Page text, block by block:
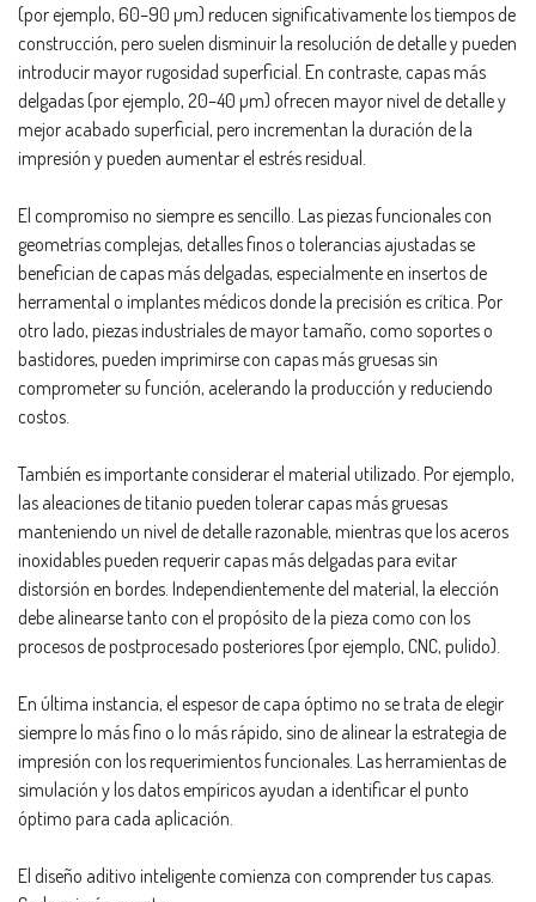
(por ejemplo, 60–90 µm) reducen significativamente los tiempos de
construcción, pero suelen disminuir la resolución de detalle y pueden
introducir mayor rugosidad superficial. En contraste, capas más
delgadas (por ejemplo, 20–40 µm) ofrecen mayor nivel de detalle y
mejor acabado superficial, pero incrementan la duración de la
impresión y pueden aumentar el estrés residual.
El compromiso no siempre es sencillo. Las piezas funcionales con
geometrías complejas, detalles finos o tolerancias ajustadas se
benefician de capas más delgadas, especialmente en insertos de
herramental o implantes médicos donde la precisión es crítica. Por
otro lado, piezas industriales de mayor tamaño, como soportes o
bastidores, pueden imprimirse con capas más gruesas sin
comprometer su función, acelerando la producción y reduciendo
costos.
También es importante considerar el material utilizado. Por ejemplo,
las aleaciones de titanio pueden tolerar capas más gruesas
manteniendo un nivel de detalle razonable, mientras que los aceros
inoxidables pueden requerir capas más delgadas para evitar
distorsión en bordes. Independientemente del material, la elección
debe alinearse tanto con el propósito de la pieza como con los
procesos de postprocesado posteriores (por ejemplo, CNC, pulido).
En última instancia, el espesor de capa óptimo no se trata de elegir
siempre lo más fino o lo más rápido, sino de alinear la estrategia de
impresión con los requerimientos funcionales. Las herramientas de
simulación y los datos empíricos ayudan a identificar el punto
óptimo para cada aplicación.
El diseño aditivo inteligente comienza con comprender tus capas.